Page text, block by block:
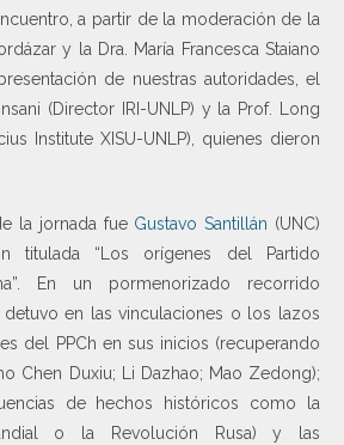
a partir de la moderación de la
y la Dra. María Francesca Staiano
de nuestras autoridades, el
(Director IRI-UNLP) y la Prof. Long
Institute XISU-UNLP), quienes dieron
la jornada fue Gustavo Santillán (UNC)
titulada “Los orígenes del Partido
En un pormenorizado recorrido
detuvo en las vinculaciones o los lazos
del PPCh en sus inicios (recuperando
Chen Duxiu; Li Dazhao; Mao Zedong);
de hechos históricos como la
o la Revolución Rusa) y las